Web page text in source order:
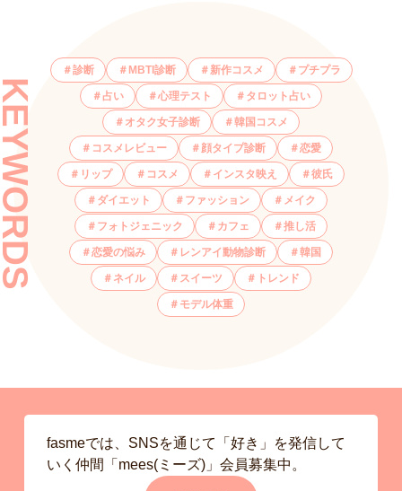
診断 MBTI診断 新作コスメ プチプラ
占い 心理テスト タロット占い
オタク女子診断 韓国コスメ
コスメレビュー 顔タイプ診断 恋愛
リップ コスメ インスタ映え 彼氏
ダイエット ファッション メイク
フォトジェニック カフェ 推し活
恋愛の悩み レンアイ動物診断 韓国
ネイル スイーツ トレンド
モデル体重
fasmeでは、SNSを通じて「好き」を発信して
いく仲間「mees(ミーズ)」会員募集中。